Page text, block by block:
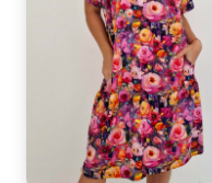
Velikost:44-50